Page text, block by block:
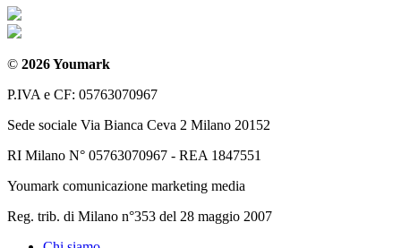
© 2026 Youmark
P.IVA e CF: 05763070967
Sede sociale Via Bianca Ceva 2 Milano 20152
RI Milano N° 05763070967 - REA 1847551
Youmark comunicazione marketing media
Reg. trib. di Milano n°353 del 28 maggio 2007